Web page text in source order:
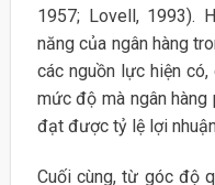
1957; Lovell, 1993).
năng của ngân hàng
các nguồn lực hiện
mức độ mà ngân hàng
đạt được tỷ lệ lợi
Cuối cùng, từ góc độ